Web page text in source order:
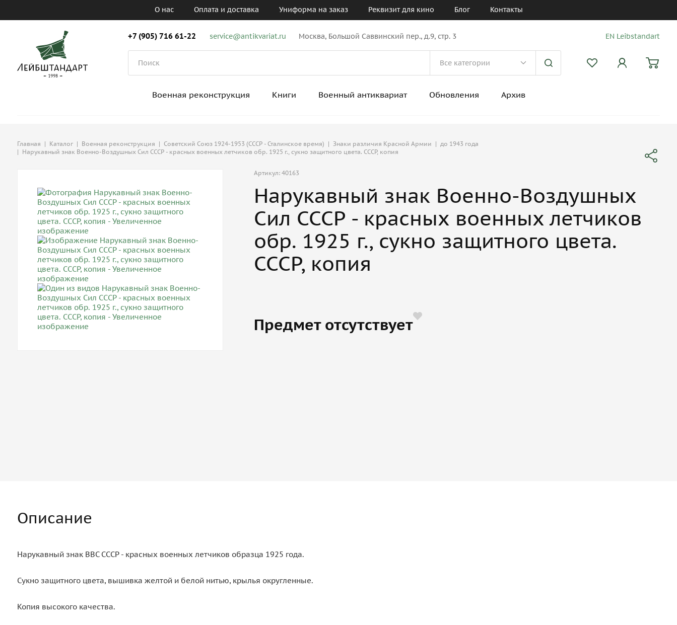
О нас Оплата и доставка Униформа на заказ Реквизит для кино Блог Контакты
+7 (905) 716 61-22 service@antikvariat.ru Москва, Большой Саввинский пер., д.9, стр. 3 EN Leibstandart
Военная реконструкция Книги Военный антиквариат Обновления Архив
Главная | Каталог | Военная реконструкция | Советский Союз 1924-1953 (СССР - Сталинское время) | Знаки различия Красной Армии | до 1943 года
| Нарукавный знак Военно-Воздушных Сил СССР - красных военных летчиков обр. 1925 г., сукно защитного цвета. СССР, копия
Артикул: 40163
Нарукавный знак Военно-Воздушных
Сил СССР - красных военных летчиков
обр. 1925 г., сукно защитного цвета.
СССР, копия
Предмет отсутствует
Описание
Нарукавный знак ВВС СССР - красных военных летчиков образца 1925 года.
Сукно защитного цвета, вышивка желтой и белой нитью, крылья округленные.
Копия высокого качества.